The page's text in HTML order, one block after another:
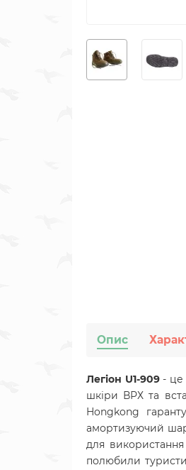
Опис
Легіон U1-909- це
шкіри ВРХ та
Hongkong
амортизуючий шар
для
полюбили